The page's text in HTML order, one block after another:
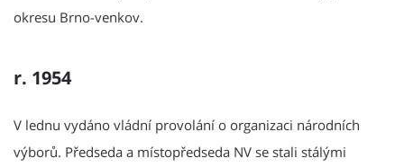
okresu Brno-venkov.
r. 1954
V lednu vydáno vládní provolání o organizaci národních
výborů. Předseda a místopředseda NV se stali stálými